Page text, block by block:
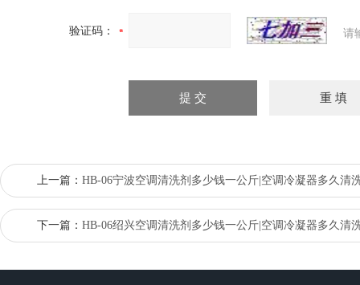
验证码： 请
上一篇： HB-06宁波空调清洗剂多少钱一公斤|空调冷凝器多久清
下一篇： HB-06绍兴空调清洗剂多少钱一公斤|空调冷凝器多久清